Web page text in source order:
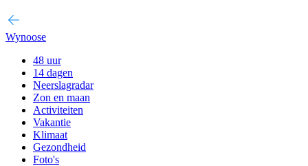
Wynoose
48 uur
14 dagen
Neerslagradar
Zon en maan
Activiteiten
Vakantie
Klimaat
Gezondheid
Foto's